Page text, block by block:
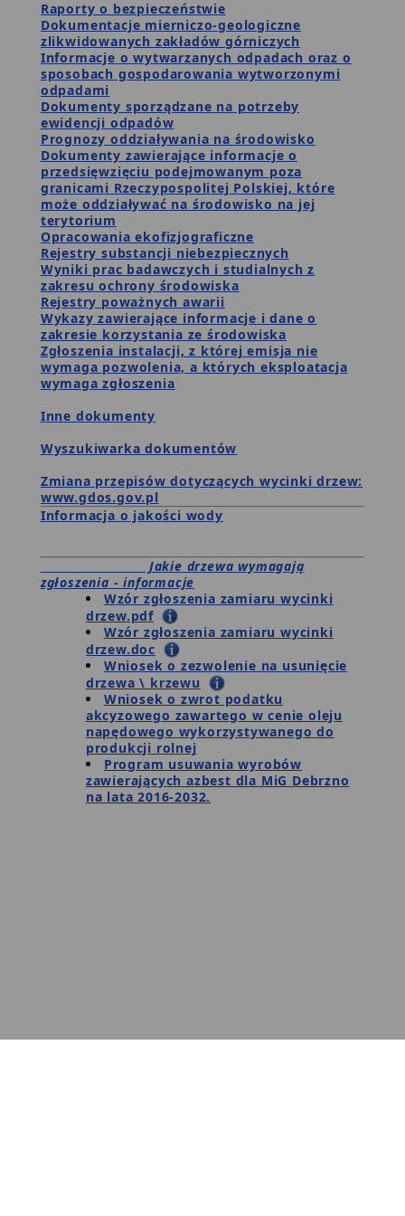
Raporty o bezpieczeństwie
Dokumentacje mierniczo-geologiczne
zlikwidowanych zakładów górniczych
Informacje o wytwarzanych odpadach oraz o
sposobach gospodarowania wytworzonymi
odpadami
Dokumenty sporządzane na potrzeby
ewidencji odpadów
Prognozy oddziaływania na środowisko
Dokumenty zawierające informacje o
przedsięwzięciu podejmowanym poza
granicami Rzeczypospolitej Polskiej, które
może oddziaływać na środowisko na jej
terytorium
Opracowania ekofizjograficzne
Rejestry substancji niebezpiecznych
Wyniki prac badawczych i studialnych z
zakresu ochrony środowiska
Rejestry poważnych awarii
Wykazy zawierające informacje i dane o
zakresie korzystania ze środowiska
Zgłoszenia instalacji, z której emisja nie
wymaga pozwolenia, a których eksploatacja
wymaga zgłoszenia
Inne dokumenty
Wyszukiwarka dokumentów
Zmiana przepisów dotyczących wycinki drzew:
www.gdos.gov.pl
Informacja o jakości wody
Jakie drzewa wymagają
zgłoszenia - informacje
Wzór zgłoszenia zamiaru wycinki
drzew.pdf
Wzór zgłoszenia zamiaru wycinki
drzew.doc
Wniosek o zezwolenie na usunięcie
drzewa \ krzewu
Wniosek o zwrot podatku
akcyzowego zawartego w cenie oleju
napędowego wykorzystywanego do
produkcji rolnej
Program usuwania wyrobów
zawierających azbest dla MiG Debrzno
na lata 2016-2032.